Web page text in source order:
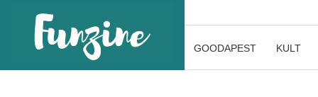
GOODAPEST KULT